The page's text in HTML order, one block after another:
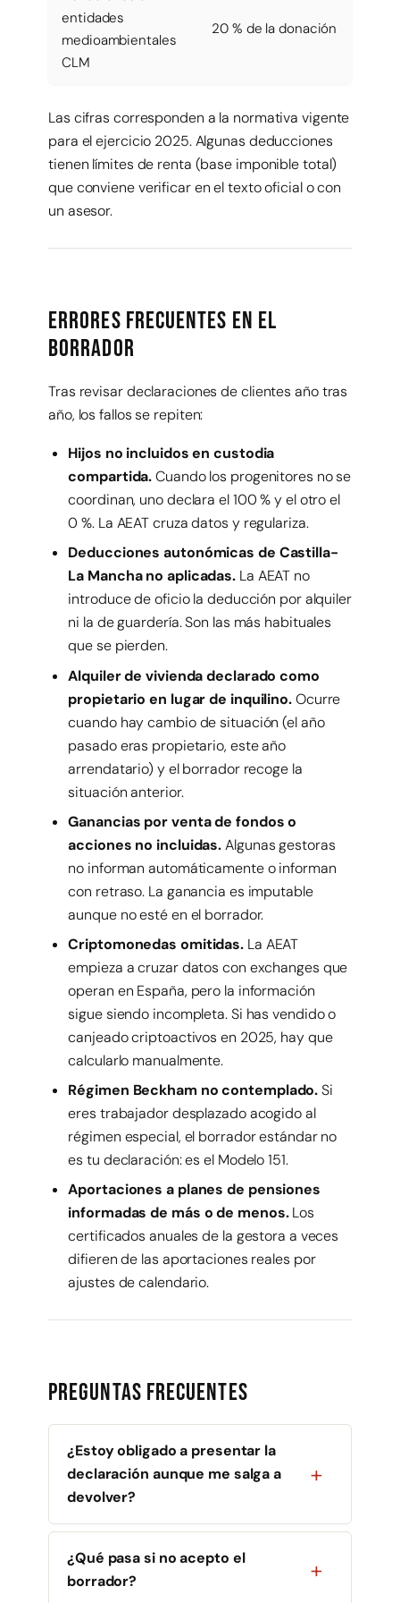
entidades
medioambientales
CLM
20 % de la donación
Las cifras corresponden a la normativa vigente
para el ejercicio 2025. Algunas deducciones
tienen límites de renta (base imponible total)
que conviene verificar en el texto oficial o con
un asesor.
Errores frecuentes en el
borrador
Tras revisar declaraciones de clientes año tras
año, los fallos se repiten:
Hijos no incluidos en custodia
compartida.Cuando los progenitores no se
coordinan, uno declara el 100 % y el otro el
0 %. La AEAT cruza datos y regulariza.
Deducciones autonómicas de Castilla-
La Mancha no aplicadas. La AEAT no
introduce de oficio la deducción por alquiler
ni la de guardería. Son las más habituales
que se pierden.
Alquiler de vivienda declarado como
propietario en lugar de inquilino.Ocurre
cuando hay cambio de situación (el año
pasado eras propietario, este año
arrendatario) y el borrador recoge la
situación anterior.
Ganancias por venta de fondos o
acciones no incluidas.Algunas gestoras
no informan automáticamente o informan
con retraso. La ganancia es imputable
aunque no esté en el borrador.
Criptomonedas omitidas. La AEAT
empieza a cruzar datos con exchanges que
operan en España, pero la información
sigue siendo incompleta. Si has vendido o
canjeado criptoactivos en 2025, hay que
calcularlo manualmente.
Régimen Beckham no contemplado.Si
eres trabajador desplazado acogido al
régimen especial, el borrador estándar no
es tu declaración: es el Modelo 151.
Aportaciones a planes de pensiones
informadas de más o de menos.Los
certificados anuales de la gestora a veces
difieren de las aportaciones reales por
ajustes de calendario.
Preguntas frecuentes
¿Estoy obligado a presentar la
declaración aunque me salga a
devolver?
¿Qué pasa si no acepto el
borrador?